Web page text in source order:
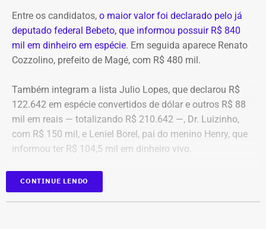
Entre os candidatos, o maior valor foi declarado pelo já
deputado federal Bebeto, que informou possuir R$ 840
mil em dinheiro em espécie. Em seguida aparece Renato
Cozzolino, prefeito de Magé, com R$ 480 mil.
Também integram a lista Julio Lopes, que declarou R$
122.642 em espécie convertidos de dólar e outros R$ 88
mil em reais — totalizando R$ 210.642 —, Dr. Luizinho,
com R$ 150 mil, e Leniel Borel, pai do menino Henry, que
informou ter R$ 104,5 mil em dinheiro vivo.
Candidato
Bebeto
CONTINUE LENDO